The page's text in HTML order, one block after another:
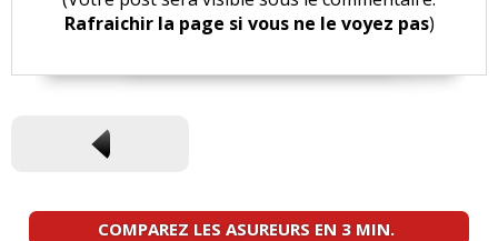
Rafraichir la page si vous ne le voyez pas)
COMPAREZ LES ASUREURS EN 3 MIN.